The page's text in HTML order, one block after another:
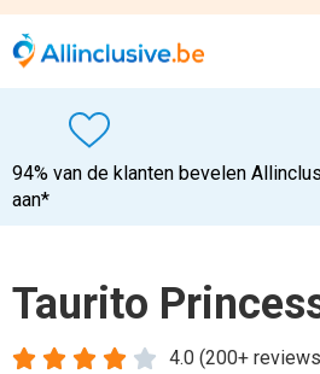
94% van de klanten bevelen
aan*
Taurito
4.0 (200+
    